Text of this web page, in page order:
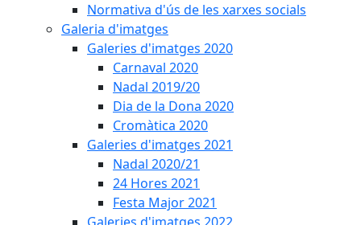
Normativa d'ús de les xarxes socials
Galeria d'imatges
Galeries d'imatges 2020
Carnaval 2020
Nadal 2019/20
Dia de la Dona 2020
Cromàtica 2020
Galeries d'imatges 2021
Nadal 2020/21
24 Hores 2021
Festa Major 2021